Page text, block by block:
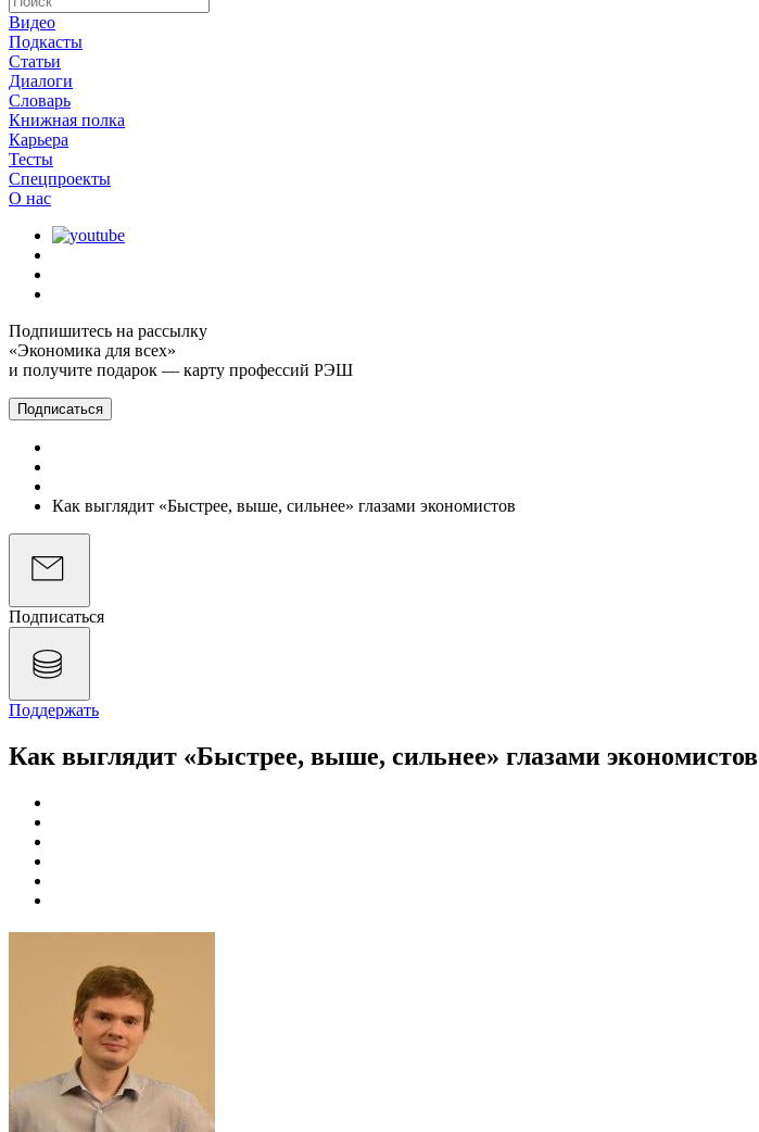
Видео
Подкасты
Статьи
Диалоги
Словарь
Книжная полка
Карьера
Тесты
Спецпроекты
О наc
Подпишитесь на рассылку
«Экономика для всех»
и получите подарок — карту профессий РЭШ
Подписаться
Как выглядит «Быстрее, выше, сильнее» глазами экономистов
Подписаться
Поддержать
Как выглядит «Быстрее, выше, сильнее» глазами экономистов